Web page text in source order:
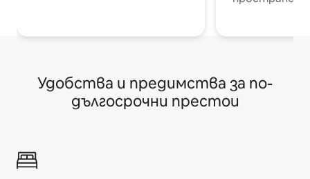
Удобства и предимства за по-
дългосрочни престои